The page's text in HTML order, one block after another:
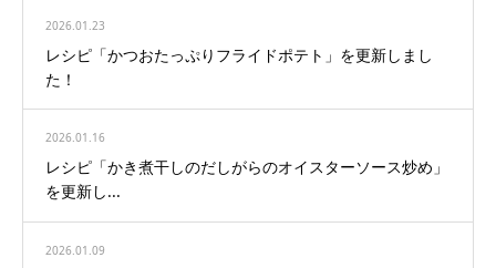
2026.01.23
レシピ「かつおたっぷりフライドポテト」を更新しまし
た！
2026.01.16
レシピ「かき煮干しのだしがらのオイスターソース炒め」
を更新し...
2026.01.09